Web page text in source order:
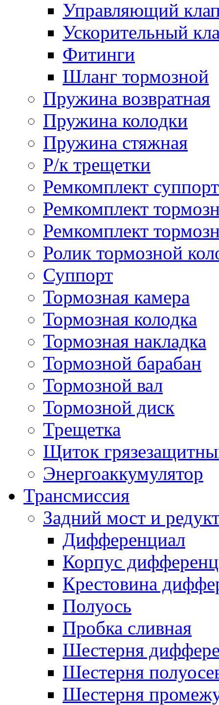
Управляющий
Ускорительный
Фитинги
Шланг тормозной
Пружина возвратная
Пружина колодки
Пружина стяжная
Р/к трещетки
Ремкомплект
Ремкомплект
Ремкомплект
Ролик тормозной
Суппорт
Тормозная камера
Тормозная колодка
Тормозная накладка
Тормозной барабан
Тормозной вал
Тормозной диск
Трещетка
Щиток
Энергоаккумулятор
Трансмиссия
Задний мост и
Дифференциал
Корпус
Крестовина
Полуось
Пробка сливная
Шестерня
Шестерня
Шестерня